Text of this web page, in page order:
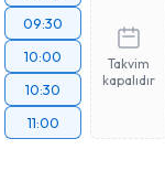
09:30
10:00
10:30
11:00
Takvim
kapalıdır